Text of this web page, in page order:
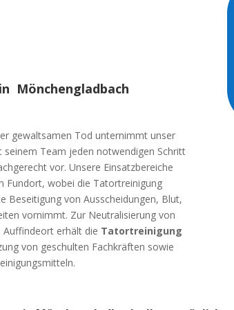
Mönchengladbach
gewaltsamen Tod unternimmt unser
Team jeden notwendigen Schritt
vor. Unsere Einsatzbereiche
Fundort, wobei die Tatortreinigung
Beseitigung von Ausscheidungen, Blut,
vornimmt. Zur Neutralisierung von
Auffindeort erhält die Tatortreinigung
von geschulten Fachkräften sowie